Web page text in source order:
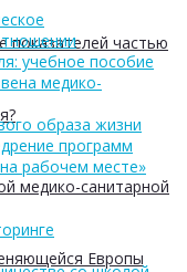
показателей частью
медико-санитарной
Европы
учебное пособие
медико-
образа жизни
программ
рабочем месте»